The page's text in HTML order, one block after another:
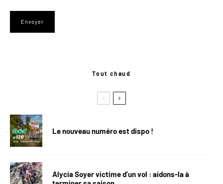
Tout chaud
Le nouveau numéro est dispo !
Alycia Soyer victime d’un vol : aidons-la à